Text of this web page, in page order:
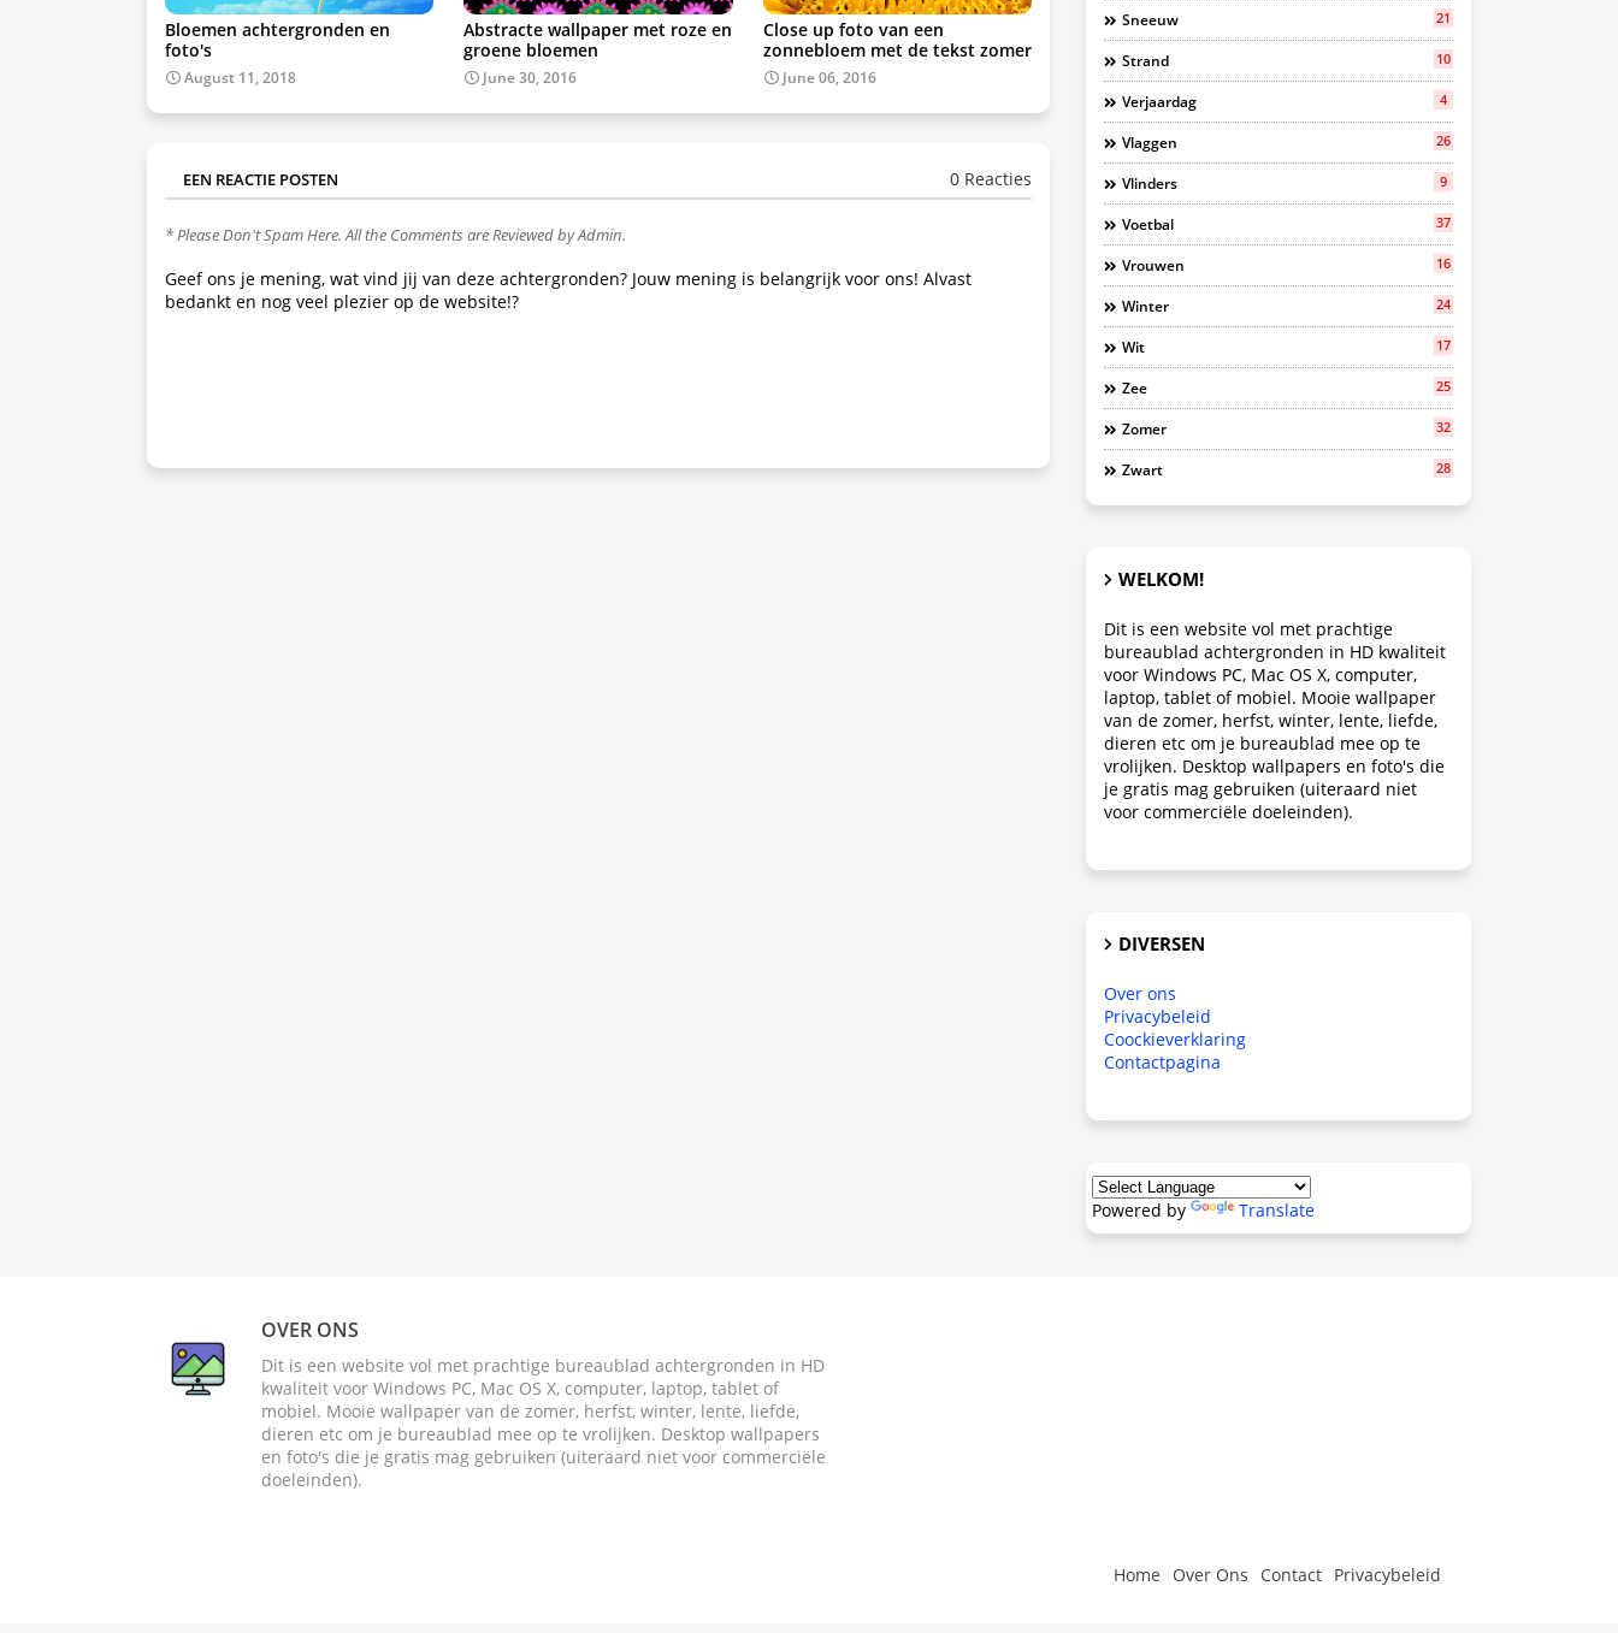
Bloemen achtergronden en
foto's
August 11, 2018
Abstracte wallpaper met roze en
groene bloemen
June 30, 2016
Close up foto van een
zonnebloem met de tekst zomer
June 06, 2016
EEN REACTIE POSTEN 0 Reacties
* Please Don't Spam Here. All the Comments are Reviewed by Admin.
Geef ons je mening, wat vind jij van deze achtergronden? Jouw mening is belangrijk voor ons! Alvast
bedankt en nog veel plezier op de website!?
Sneeuw 21
Strand 10
Verjaardag 4
Vlaggen 26
Vlinders 9
Voetbal 37
Vrouwen 16
Winter 24
Wit 17
Zee 25
Zomer 32
Zwart 28
WELKOM!
Dit is een website vol met prachtige
bureaublad achtergronden in HD kwaliteit
voor Windows PC, Mac OS X, computer,
laptop, tablet of mobiel. Mooie wallpaper
van de zomer, herfst, winter, lente, liefde,
dieren etc om je bureaublad mee op te
vrolijken. Desktop wallpapers en foto's die
je gratis mag gebruiken (uiteraard niet
voor commerciële doeleinden).
DIVERSEN
Over ons
Privacybeleid
Coockieverklaring
Contactpagina
Powered by Translate
OVER ONS
Dit is een website vol met prachtige bureaublad achtergronden in HD
kwaliteit voor Windows PC, Mac OS X, computer, laptop, tablet of
mobiel. Mooie wallpaper van de zomer, herfst, winter, lente, liefde,
dieren etc om je bureaublad mee op te vrolijken. Desktop wallpapers
en foto's die je gratis mag gebruiken (uiteraard niet voor commerciële
doeleinden).
Home Over Ons Contact Privacybeleid